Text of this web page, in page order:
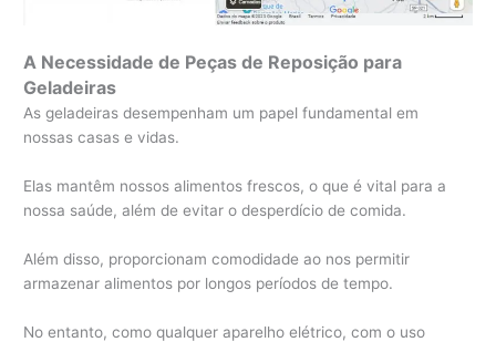
A Necessidade de Peças de Reposição para
Geladeiras
As geladeiras desempenham um papel fundamental em
nossas casas e vidas.
Elas mantêm nossos alimentos frescos, o que é vital para a
nossa saúde, além de evitar o desperdício de comida.
Além disso, proporcionam comodidade ao nos permitir
armazenar alimentos por longos períodos de tempo.
No entanto, como qualquer aparelho elétrico, com o uso